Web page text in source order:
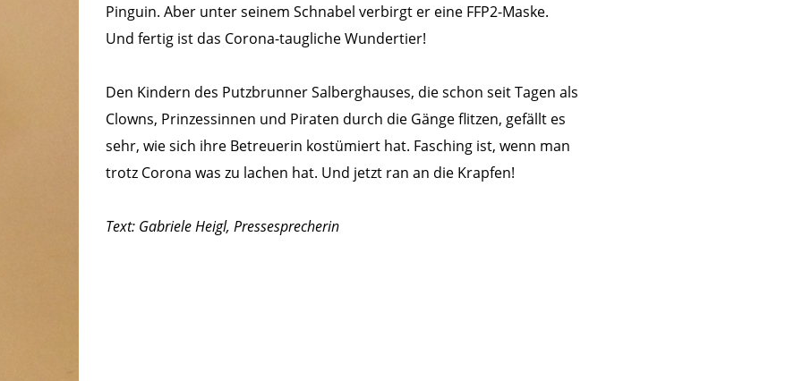
Pinguin. Aber unter seinem Schnabel verbirgt er eine FFP2-Maske.
Und fertig ist das Corona-taugliche Wundertier!
Den Kindern des Putzbrunner Salberghauses, die schon seit Tagen als
Clowns, Prinzessinnen und Piraten durch die Gänge flitzen, gefällt es
sehr, wie sich ihre Betreuerin kostümiert hat. Fasching ist, wenn man
trotz Corona was zu lachen hat. Und jetzt ran an die Krapfen!
Text: Gabriele Heigl, Pressesprecherin